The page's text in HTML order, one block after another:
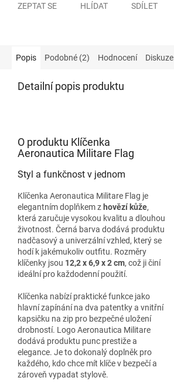
ZEPTAT SE HLÍDAT SDÍLET
Popis Podobné (2) Hodnocení Diskuze
Detailní popis produktu
O produktu Klíčenka
Aeronautica Militare Flag
Styl a funkčnost v jednom
Klíčenka Aeronautica Militare Flag je
elegantním doplňkem z hovězí kůže,
která zaručuje vysokou kvalitu a dlouhou
životnost. Černá barva dodává produktu
nadčasový a univerzální vzhled, který se
hodí k jakémukoliv outfitu. Rozměry
klíčenky jsou 12,2 x 6,9 x 2 cm, což ji činí
ideální pro každodenní použití.
Klíčenka nabízí praktické funkce jako
hlavní zapínání na dva patentky a vnitřní
kapsičku na zip pro bezpečné uložení
drobností. Logo Aeronautica Militare
dodává produktu punc prestiže a
elegance. Je to dokonalý doplněk pro
každého, kdo chce mít klíče v bezpečí a
zároveň vypadat stylově.